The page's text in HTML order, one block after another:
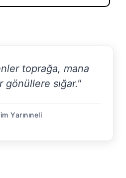
toprağa, mana
gönüllere sığar."
Yarınıneli